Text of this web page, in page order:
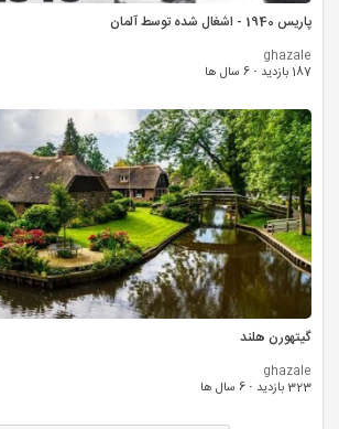
پاریس 1940 - اشغال شده توسط آلمان
ghazale
187 بازدید
· 6 سال ها
گیتهورن هلند
ghazale
323 بازدید
· 6 سال ها